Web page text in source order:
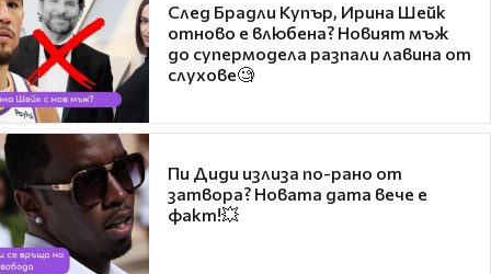
След Брадли Купър, Ирина Шейк
отново е влюбена? Новият мъж
до супермодела разпали лавина от
слухове🧐
Пи Диди излиза по-рано от
затвора? Новата дата вече е
факт!💥